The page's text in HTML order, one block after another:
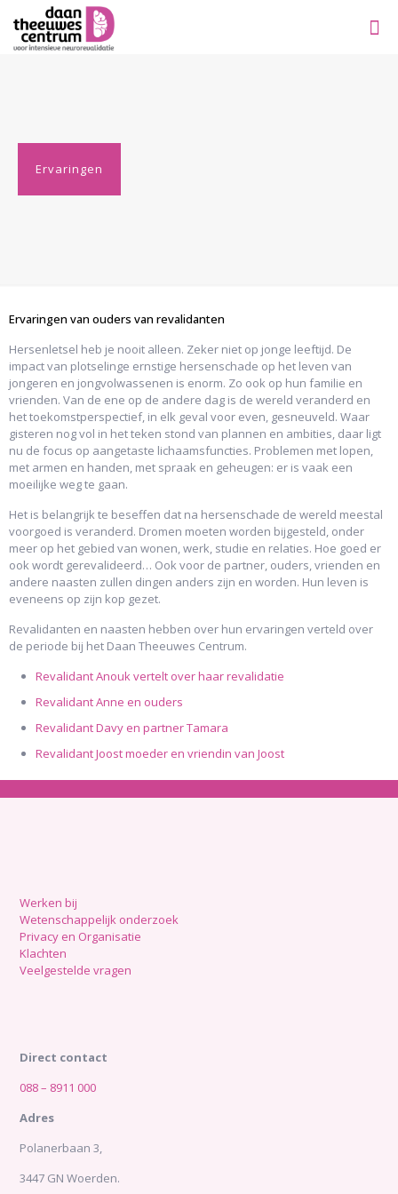
Ervaringen
Ervaringen van ouders van revalidanten
Hersenletsel heb je nooit alleen. Zeker niet op jonge leeftijd. De
impact van plotselinge ernstige hersenschade op het leven van
jongeren en jongvolwassenen is enorm. Zo ook op hun familie en
vrienden. Van de ene op de andere dag is de wereld veranderd en
het toekomstperspectief, in elk geval voor even, gesneuveld. Waar
gisteren nog vol in het teken stond van plannen en ambities, daar ligt
nu de focus op aangetaste lichaamsfuncties. Problemen met lopen,
met armen en handen, met spraak en geheugen: er is vaak een
moeilijke weg te gaan.
Het is belangrijk te beseffen dat na hersenschade de wereld meestal
voorgoed is veranderd. Dromen moeten worden bijgesteld, onder
meer op het gebied van wonen, werk, studie en relaties. Hoe goed er
ook wordt gerevalideerd… Ook voor de partner, ouders, vrienden en
andere naasten zullen dingen anders zijn en worden. Hun leven is
eveneens op zijn kop gezet.
Revalidanten en naasten hebben over hun ervaringen verteld over
de periode bij het Daan Theeuwes Centrum.
Revalidant Anouk vertelt over haar revalidatie
Revalidant Anne en ouders
Revalidant Davy en partner Tamara
Revalidant Joost moeder en vriendin van Joost
Werken bij
Wetenschappelijk onderzoek
Privacy en Organisatie
Klachten
Veelgestelde vragen
Direct contact
088 – 8911 000
Adres
Polanerbaan 3,
3447 GN Woerden.